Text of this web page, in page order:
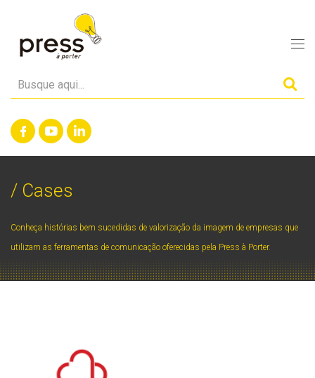
/ Cases
Conheça histórias bem sucedidas de valorização da imagem de empresas que
utilizam as ferramentas de comunicação oferecidas pela Press à Porter.